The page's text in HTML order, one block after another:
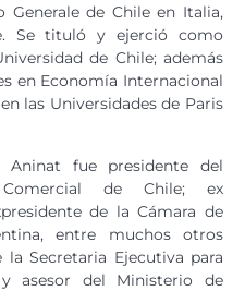
Generale de Chile en Italia,
Se tituló y ejerció como
de Chile; además
en Economía Internacional
las Universidades de Paris
fue presidente del
de Chile; ex
de la Cámara de
entre muchos otros
Secretaria Ejecutiva para
asesor del Ministerio de